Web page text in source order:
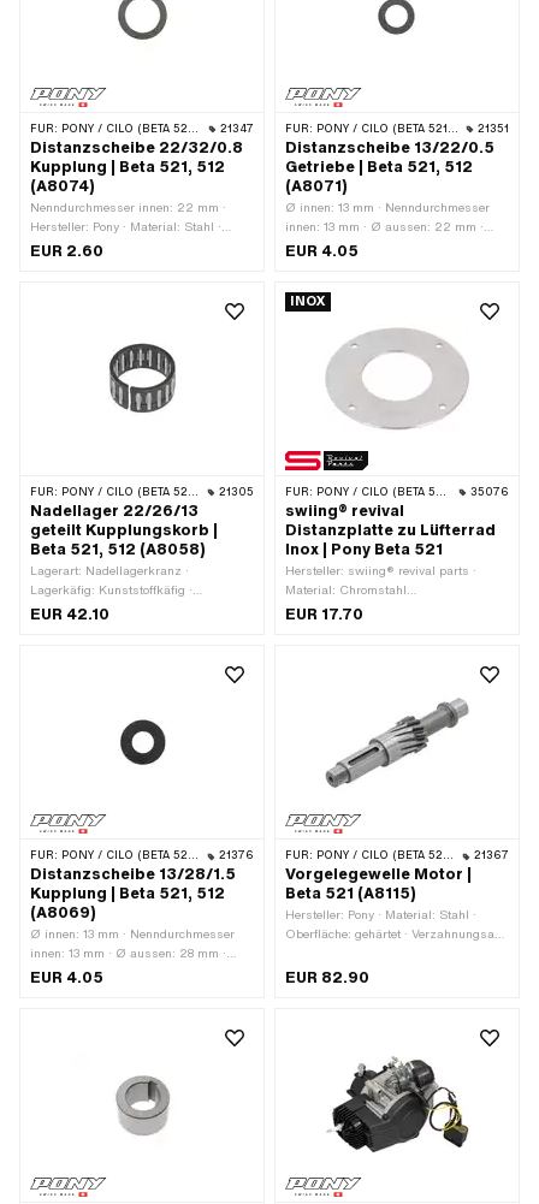
FÜR: PONY / CILO (BETA 521 & 512) 21347
Distanzscheibe 22/32/0.8
Kupplung | Beta 521, 512
(A8074)
Nenndurchmesser innen: 22 mm ·
Hersteller: Pony · Material: Stahl ·
Dicke: 0.8 mm · Ø innen: 22 mm · Ø
EUR 2.60
FÜR: PONY / CILO (BETA 521 & 512) 21351
Distanzscheibe 13/22/0.5
Getriebe | Beta 521, 512
(A8071)
Ø innen: 13 mm · Nenndurchmesser
innen: 13 mm · Ø aussen: 22 mm ·
Dicke: 0.5 mm · Hersteller: Pony ·
EUR 4.05
FÜR: PONY / CILO (BETA 521 & 512) 21305
Nadellager 22/26/13
geteilt Kupplungskorb |
Beta 521, 512 (A8058)
Lagerart: Nadellagerkranz ·
Lagerkäfig: Kunststoffkäfig ·
Dimension Nadellager: 22/26 x 13 · Ø
EUR 42.10
INOX
FÜR: PONY / CILO (BETA 521 & 512) 35076
swiing® revival
Distanzplatte zu Lüfterrad
Inox | Pony Beta 521
Hersteller: swiing® revival parts ·
Material: Chromstahl
(umgangssprachlich bekannt als
Befestigungspunkte: 4 Stk. · Höhe: 2
EUR 17.70
FÜR: PONY / CILO (BETA 521 & 512) 21376
Distanzscheibe 13/28/1.5
Kupplung | Beta 521, 512
(A8069)
Ø innen: 13 mm · Nenndurchmesser
innen: 13 mm · Ø aussen: 28 mm ·
Dicke: 1.5 mm · Hersteller: Pony ·
EUR 4.05
FÜR: PONY / CILO (BETA 521 & 512) 21367
Vorgelegewelle Motor |
Beta 521 (A8115)
Hersteller: Pony · Material: Stahl ·
Oberfläche: gehärtet · Verzahnungsart:
(Feingewinde)
EUR 82.90